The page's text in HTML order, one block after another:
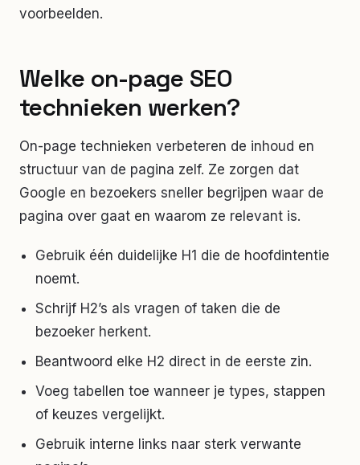
voorbeelden.
Welke on-page SEO
technieken werken?
On-page technieken verbeteren de inhoud en
structuur van de pagina zelf. Ze zorgen dat
Google en bezoekers sneller begrijpen waar de
pagina over gaat en waarom ze relevant is.
Gebruik één duidelijke H1 die de hoofdintentie
noemt.
Schrijf H2’s als vragen of taken die de
bezoeker herkent.
Beantwoord elke H2 direct in de eerste zin.
Voeg tabellen toe wanneer je types, stappen
of keuzes vergelijkt.
Gebruik interne links naar sterk verwante